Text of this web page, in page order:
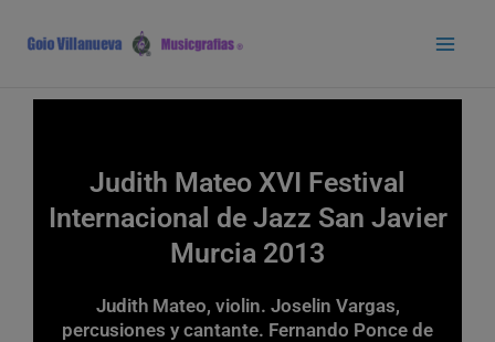
contenido
Judith Mateo XVI Festival
Internacional de Jazz San Javier
Murcia 2013
Judith Mateo, violin. Joselin Vargas,
percusiones y cantante. Fernando Ponce de